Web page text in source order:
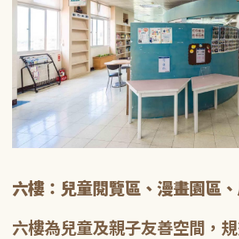
六樓：兒童閱覽區、漫畫園
六樓為兒童及親子友善空間，